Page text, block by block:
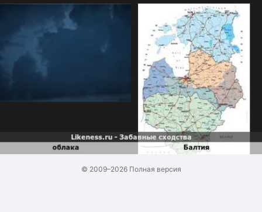
© 2009–2026 Полная версия